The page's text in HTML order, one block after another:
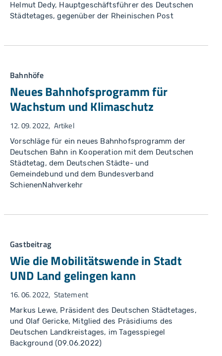
Helmut Dedy, Hauptgeschäftsführer des Deutschen
Städtetages, gegenüber der Rheinischen Post
Bahnhöfe
Neues Bahnhofsprogramm für
Wachstum und Klimaschutz
12. 09. 2022 Artikel
Vorschläge für ein neues Bahnhofsprogramm der
Deutschen Bahn in Kooperation mit dem Deutschen
Städtetag, dem Deutschen Städte- und
Gemeindebund und dem Bundesverband
SchienenNahverkehr
Gastbeitrag
Wie die Mobilitätswende in Stadt
UND Land gelingen kann
16. 06. 2022 Statement
Markus Lewe, Präsident des Deutschen Städtetages,
und Olaf Gericke, Mitglied des Präsidiums des
Deutschen Landkreistages, im Tagesspiegel
Background (09.06.2022)